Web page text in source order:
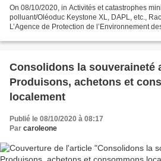
On 08/10/2020, in Activités et catastrophes
polluant/Oléoduc Keystone XL, DAPL, etc.,
L’Agence de Protection de l’Environnement
Consolidons la souveraineté
Produisons, achetons et
localement
Publié le 08/10/2020 à 08:17
Par caroleone